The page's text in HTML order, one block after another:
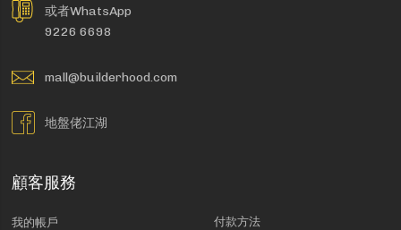
或者WhatsApp
9226 6698
mall@builderhood.com
地盤佬江湖
顧客服務
我的帳戶 付款方法